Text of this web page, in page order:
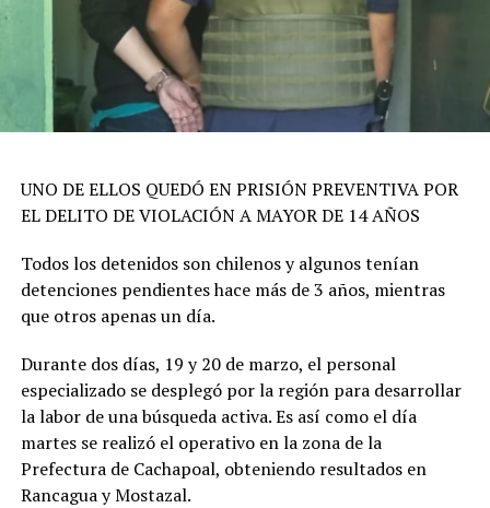
UNO DE ELLOS QUEDÓ EN PRISIÓN PREVENTIVA POR
EL DELITO DE VIOLACIÓN A MAYOR DE 14 AÑOS
Todos los detenidos son chilenos y algunos tenían
detenciones pendientes hace más de 3 años, mientras
que otros apenas un día.
Durante dos días, 19 y 20 de marzo, el personal
especializado se desplegó por la región para desarrollar
la labor de una búsqueda activa. Es así como el día
martes se realizó el operativo en la zona de la
Prefectura de Cachapoal, obteniendo resultados en
Rancagua y Mostazal.